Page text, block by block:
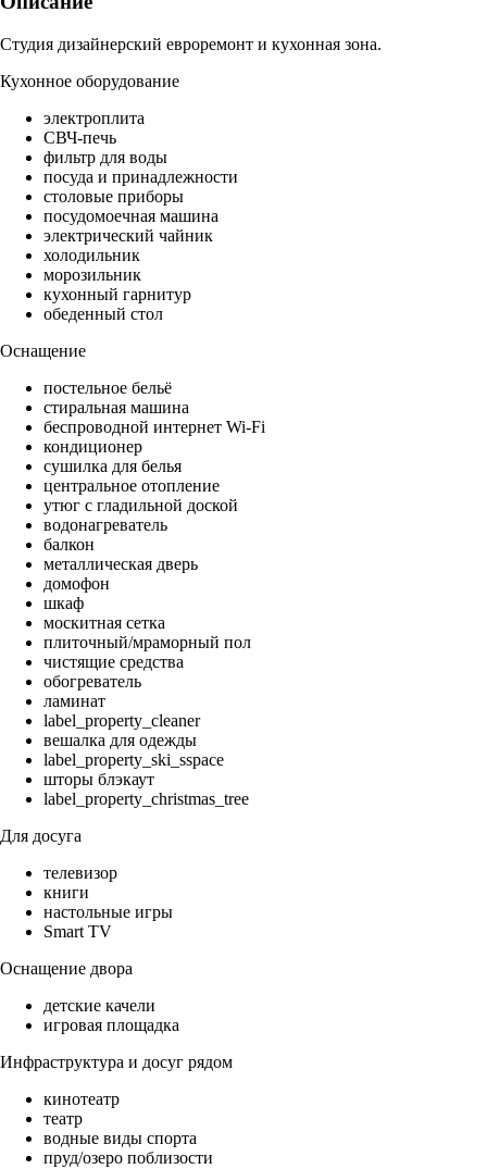
Студия дизайнерский евроремонт и кухонная зона.
Кухонное оборудование
электроплита
СВЧ-печь
фильтр для воды
посуда и принадлежности
столовые приборы
посудомоечная машина
электрический чайник
холодильник
морозильник
кухонный гарнитур
обеденный стол
Оснащение
постельное бельё
стиральная машина
беспроводной интернет Wi-Fi
кондиционер
сушилка для белья
центральное отопление
утюг с гладильной доской
водонагреватель
балкон
металлическая дверь
домофон
шкаф
москитная сетка
плиточный/мраморный пол
чистящие средства
обогреватель
ламинат
label_property_cleaner
вешалка для одежды
label_property_ski_sspace
шторы блэкаут
label_property_christmas_tree
Для досуга
телевизор
книги
настольные игры
Smart TV
Оснащение двора
детские качели
игровая площадка
Инфраструктура и досуг рядом
кинотеатр
театр
водные виды спорта
пруд/озеро поблизости